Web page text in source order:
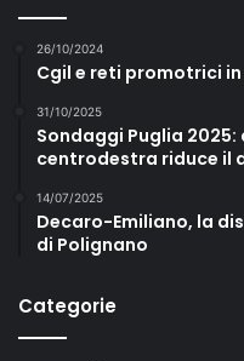
26/10/2024
Cgil e reti promotrici in
31/10/2025
Sondaggi Puglia
centrodestra riduce il
14/07/2025
Decaro-Emiliano, la
di Polignano
Categorie